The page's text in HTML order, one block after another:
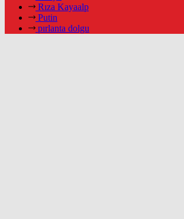
Rıza Kayaalp
Putin
pırlanta dolgu